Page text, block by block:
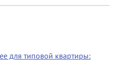
для типовой квартиры: